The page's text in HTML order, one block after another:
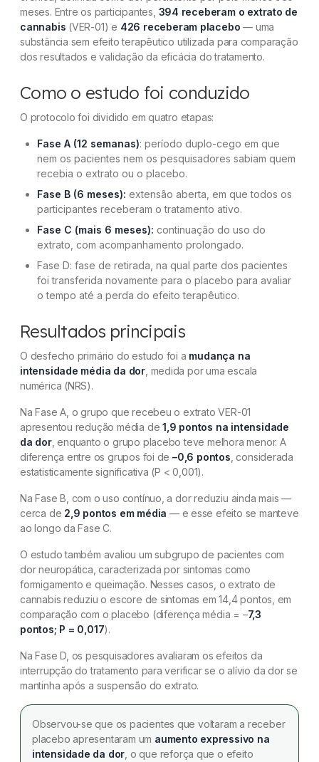
meses. Entre os participantes, 394 receberam o extrato de
cannabis (VER-01) e 426 receberam placebo — uma
substância sem efeito terapêutico utilizada para comparação
dos resultados e validação da eficácia do tratamento.
Como o estudo foi conduzido
O protocolo foi dividido em quatro etapas:
Fase A (12 semanas): período duplo-cego em que
nem os pacientes nem os pesquisadores sabiam quem
recebia o extrato ou o placebo.
Fase B (6 meses): extensão aberta, em que todos os
participantes receberam o tratamento ativo.
Fase C (mais 6 meses): continuação do uso do
extrato, com acompanhamento prolongado.
Fase D: fase de retirada, na qual parte dos pacientes
foi transferida novamente para o placebo para avaliar
o tempo até a perda do efeito terapêutico.
Resultados principais
O desfecho primário do estudo foi a mudança na
intensidade média da dor, medida por uma escala
numérica (NRS).
Na Fase A, o grupo que recebeu o extrato VER-01
apresentou redução média de1,9 pontos na intensidade
da dor, enquanto o grupo placebo teve melhora menor. A
diferença entre os grupos foi de–0,6 pontos , considerada
estatisticamente significativa (P < 0,001).
Na Fase B, com o uso contínuo, a dor reduziu ainda mais —
cerca de 2,9 pontos em média — e esse efeito se manteve
ao longo da Fase C.
O estudo também avaliou um subgrupo de pacientes com
dor neuropática, caracterizada por sintomas como
formigamento e queimação. Nesses casos, o extrato de
cannabis reduziu o escore de sintomas em 14,4 pontos, em
comparação com o placebo (diferença média = –7,3
pontos; P = 0,017).
Na Fase D, os pesquisadores avaliaram os efeitos da
interrupção do tratamento para verificar se o alívio da dor se
mantinha após a suspensão do extrato.
Observou-se que os pacientes que voltaram a receber
placebo apresentaram um aumento expressivo na
intensidade da dor , o que reforça que o efeito